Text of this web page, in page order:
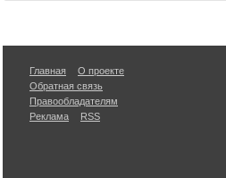
Главная
О проекте
Обратная связь
Правообладателям
Реклама
RSS